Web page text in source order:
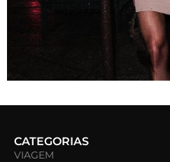
CATEGORIAS
VIAGEM